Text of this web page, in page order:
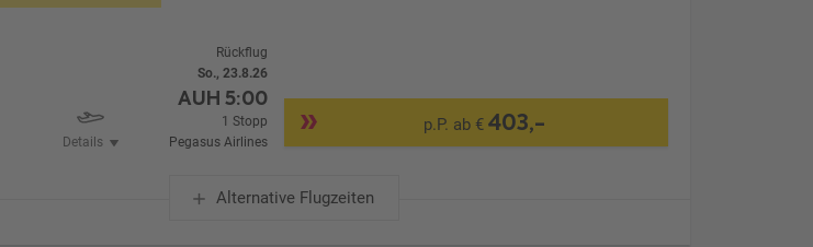
Details
Rückflug
So., 23.8.26
AUH5:00
1 Stopp
Pegasus Airlines
p.P. ab € 403,-
Alternative Flugzeiten